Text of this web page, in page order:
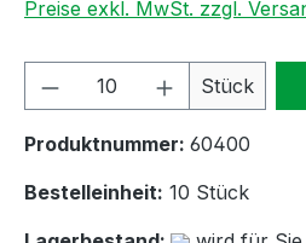
Preise exkl. MwSt. zzgl.
Produkt Anzahl:
Stück
Produktnummer: 60400
Bestelleinheit: 10 Stück